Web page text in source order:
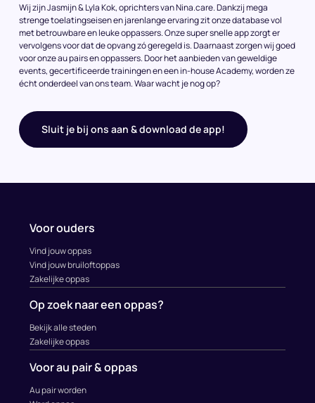
Wij zijn Jasmijn & Lyla Kok, oprichters van Nina.care. Dankzij mega
strenge toelatingseisen en jarenlange ervaring zit onze database vol
met betrouwbare en leuke oppassers. Onze super snelle app zorgt er
vervolgens voor dat de opvang zó geregeld is. Daarnaast zorgen wij goed
voor onze au pairs en oppassers. Door het aanbieden van geweldige
events, gecertificeerde trainingen en een in-house Academy, worden ze
écht onderdeel van ons team. Waar wacht je nog op?
Sluit je bij ons aan & download de app!
Voor ouders
Vind jouw oppas
Vind jouw bruiloftoppas
Zakelijke oppas
Op zoek naar een oppas?
Bekijk alle steden
Zakelijke oppas
Voor au pair & oppas
Au pair worden